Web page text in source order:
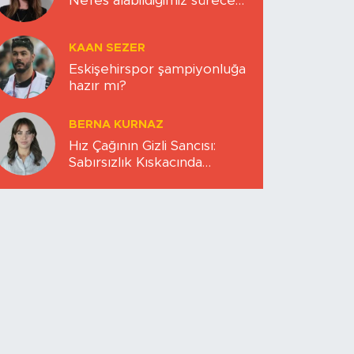
KAAN SEZER
Eskişehirspor şampiyonluğa
hazır mı?
BERNA KURNAZ
Hız Çağının Gizli Sancısı:
Sabırsızlık Kıskacında